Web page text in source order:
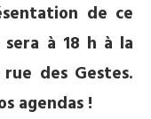
de ce
à 18 h à la
des Gestes.
agendas !